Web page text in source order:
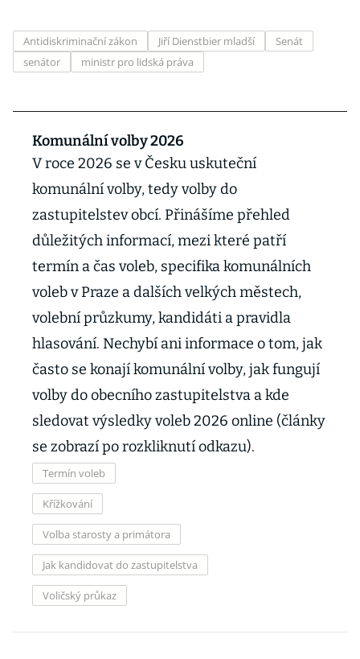
Antidiskriminační zákon Jiří Dienstbier mladší
Senát
senátor
ministr pro lidská práva
Komunální volby 2026
V roce 2026 se v Česku uskuteční
komunální volby, tedy volby do
zastupitelstev obcí. Přinášíme přehled
důležitých informací, mezi které patří
termín a čas voleb, specifika komunálních
voleb v Praze a dalších velkých městech,
volební průzkumy, kandidáti a pravidla
hlasování. Nechybí ani informace o tom, jak
často se konají komunální volby, jak fungují
volby do obecního zastupitelstva a kde
sledovat výsledky voleb 2026 online (články
se zobrazí po rozkliknutí odkazu).
Termín voleb
Křížkování
Volba starosty a primátora
Jak kandidovat do zastupitelstva
Voličský průkaz